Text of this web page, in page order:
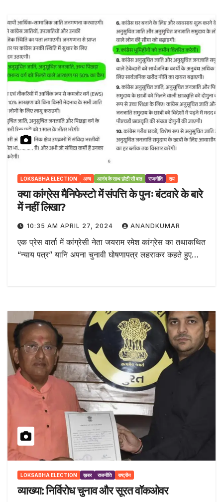
LOKSABHA ELECTION अन्य आनंद के साथ छोटी सी बात राजनीति राय
क्या कांग्रेस मैनिफेस्टो में संपत्ति के पुनः बंटवारे के बारे
में नहीं लिखा?
10:35 AM APRIL 27, 2024 ANANDKUMAR
एक प्रेस वार्ता में कांग्रेसी नेता जयराम रमेश कांग्रेस का तथाकथित
“न्याय पत्र” यानि अपना चुनावी घोषणापत्र लहराकर कहते हुए…
LOKSABHA ELECTION ख़बर राजनीति राष्ट्रीय
व्याख्या: निर्विरोध चुनाव और सूरत वॉकओवर